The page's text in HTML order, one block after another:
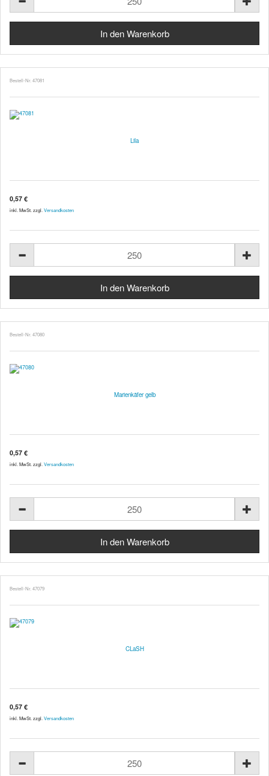
Bestell-Nr. 47081
Lila
0,57 €
inkl. MwSt. zzgl. Versandkosten
Bestell-Nr. 47080
Marienkäfer gelb
0,57 €
inkl. MwSt. zzgl. Versandkosten
Bestell-Nr. 47079
CLaSH
0,57 €
inkl. MwSt. zzgl. Versandkosten